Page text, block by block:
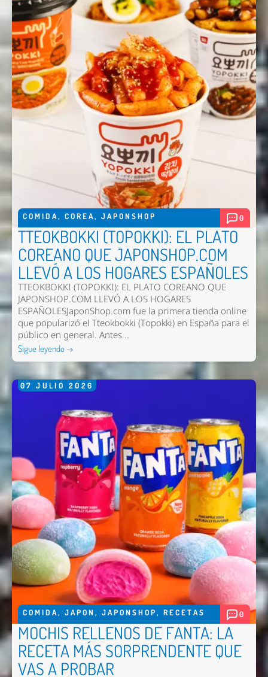
COMIDA, COREA, JAPONSHOP 0
TTEOKBOKKI (TOPOKKI): EL PLATO
COREANO QUE JAPONSHOP.COM
LLEVÓ A LOS HOGARES ESPAÑOLES
TTEOKBOKKI (TOPOKKI): EL PLATO COREANO QUE
JAPONSHOP.COM LLEVÓ A LOS HOGARES
ESPAÑOLESJaponShop.com fue la primera tienda online
que popularizó el Tteokbokki (Topokki) en España para el
público en general. Antes...
Sigue leyendo →
07 JULIO 2026
COMIDA, JAPON , JAPONSHOP, RECETAS 0
MOCHIS RELLENOS DE FANTA: LA
RECETA MÁS SORPRENDENTE QUE
VAS A PROBAR